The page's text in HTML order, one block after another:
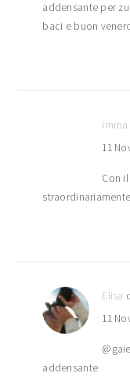
addensante per
baci e buon
imma
11
Con
Elisa
11
addensante